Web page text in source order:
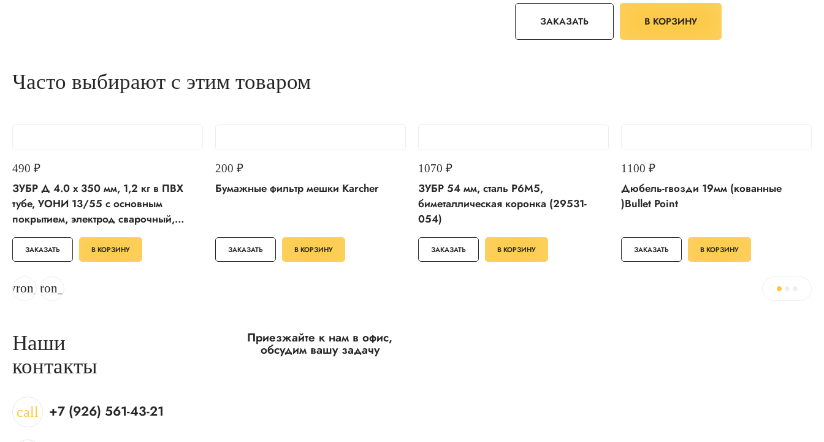
ЗАКАЗАТЬ В КОРЗИНУ
Часто выбирают с этим товаром
490 ₽
ЗУБР Д 4.0 х 350 мм, 1,2 кг в ПВХ
тубе, УОНИ 13/55 с основным
покрытием, электрод сварочный,
Профессионал (40021-4.0)
ЗАКАЗАТЬ В КОРЗИНУ
200 ₽
Бумажные фильтр мешки Karcher
ЗАКАЗАТЬ В КОРЗИНУ
1070 ₽
ЗУБР 54 мм, сталь Р6М5,
биметаллическая коронка (29531-
054)
ЗАКАЗАТЬ В КОРЗИНУ
1100 ₽
Дюбель-гвозди 19мм (кованные
)Bullet Point
ЗАКАЗАТЬ В КОРЗИНУ
chevron_right
Наши
контакты
call +7 (926) 561-43-21
Приезжайте к нам в офис,
обсудим вашу задачу